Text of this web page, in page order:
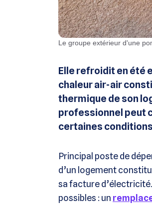
Le groupe extérieur d'une
Elle refroidit en été
chaleur air-air
thermique de son
professionnel peut
certaines
Principal poste de
d’un logement
sa facture
possibles : un